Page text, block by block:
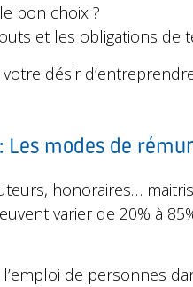
bon choix ?
et les obligations de
votre désir
modes de
honoraires…
varier de 20% à
de personnes